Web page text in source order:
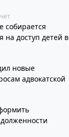
на доступ детей в
новые
адвокатской